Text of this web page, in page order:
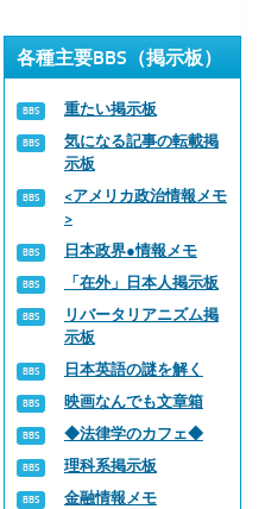
各種主要BBS（掲示板）
重たい掲示板
気になる記事の転載掲
示板
<アメリカ政治情報メモ
>
日本政界●情報メモ
「在外」日本人掲示板
リバータリアニズム掲
示板
日本英語の謎を解く
映画なんでも文章箱
◆法律学のカフェ◆
理科系掲示板
金融情報メモ